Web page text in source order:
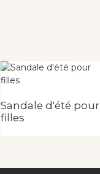
Sandale d'été pour
filles